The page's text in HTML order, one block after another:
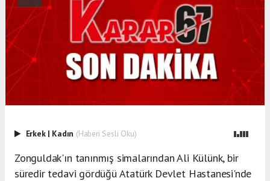
Erkek | Kadın (Haberi Sesli Oku)
Zonguldak'ın tanınmış simalarından Ali Külünk, bir
süredir tedavi gördüğü Atatürk Devlet Hastanesi'nde